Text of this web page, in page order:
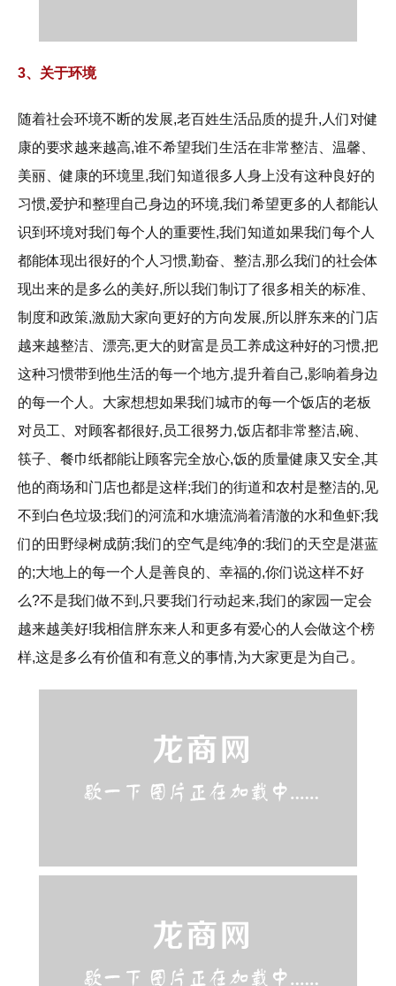
3、关于环境
随着社会环境不断的发展,老百姓生活品质的提升,人们对健
康的要求越来越高,谁不希望我们生活在非常整洁、温馨、
美丽、健康的环境里,我们知道很多人身上没有这种良好的
习惯,爱护和整理自己身边的环境,我们希望更多的人都能认
识到环境对我们每个人的重要性,我们知道如果我们每个人
都能体现出很好的个人习惯,勤奋、整洁,那么我们的社会体
现出来的是多么的美好,所以我们制订了很多相关的标准、
制度和政策,激励大家向更好的方向发展,所以胖东来的门店
越来越整洁、漂亮,更大的财富是员工养成这种好的习惯,把
这种习惯带到他生活的每一个地方,提升着自己,影响着身边
的每一个人。大家想想如果我们城市的每一个饭店的老板
对员工、对顾客都很好,员工很努力,饭店都非常整洁,碗、
筷子、餐巾纸都能让顾客完全放心,饭的质量健康又安全,其
他的商场和门店也都是这样;我们的街道和农村是整洁的,见
不到白色垃圾;我们的河流和水塘流淌着清澈的水和鱼虾;我
们的田野绿树成荫;我们的空气是纯净的:我们的天空是湛蓝
的;大地上的每一个人是善良的、幸福的,你们说这样不好
么?不是我们做不到,只要我们行动起来,我们的家园一定会
越来越美好!我相信胖东来人和更多有爱心的人会做这个榜
样,这是多么有价值和有意义的事情,为大家更是为自己。